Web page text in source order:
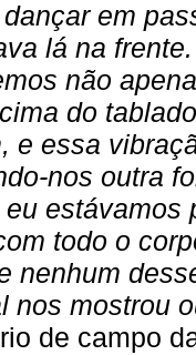
em
lá na
não
do
e essa
nos outra
estávamos
todo o
nenhum
nos mostrou
de campo